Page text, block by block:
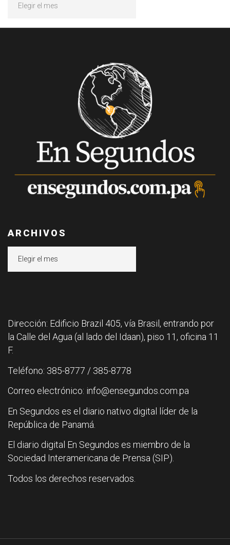
ARCHIVOS
Dirección: Edificio Brazil 405, vía Brasil, entrando por
la Calle del Agua (al lado del Idaan), piso 11, oficina 11
F.
Teléfono: 385-8777 / 385-8778
Correo electrónico: info@ensegundos.com.pa
En Segundos es el diario nativo digital líder de la
República de Panamá.
El diario digital En Segundos es miembro de la
Sociedad Interamericana de Prensa (SIP).
Todos los derechos reservados.